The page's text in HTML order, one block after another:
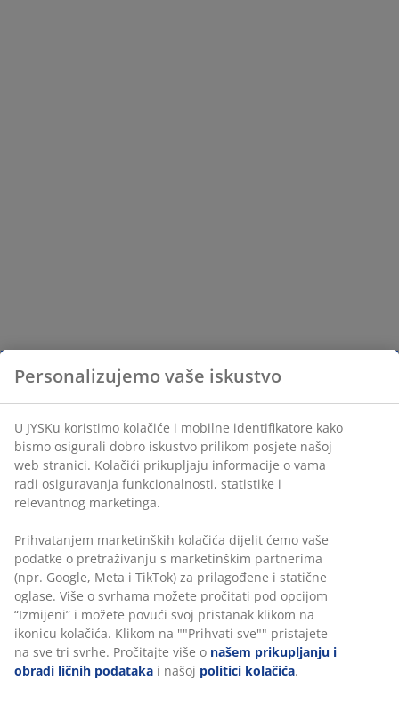
Personalizujemo vaše iskustvo
U JYSKu koristimo kolačiće i mobilne identifikatore kako
bismo osigurali dobro iskustvo prilikom posjete našoj
web stranici. Kolačići prikupljaju informacije o vama
radi osiguravanja funkcionalnosti, statistike i
relevantnog marketinga.
Prihvatanjem marketinških kolačića dijelit ćemo vaše
podatke o pretraživanju s marketinškim partnerima
(npr. Google, Meta i TikTok) za prilagođene i statične
oglase. Više o svrhama možete pročitati pod opcijom
“Izmijeni” i možete povući svoj pristanak klikom na
ikonicu kolačića. Klikom na ""Prihvati sve"" pristajete
na sve tri svrhe. Pročitajte više o našem prikupljanju i
obradi ličnih podataka i našoj politici kolačića.